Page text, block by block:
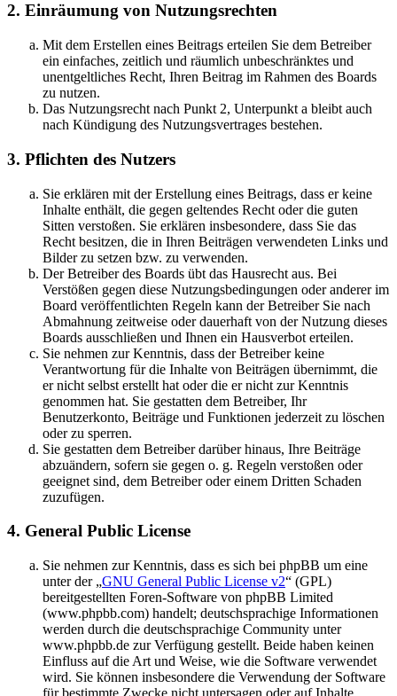
2. Einräumung von Nutzungsrechten
Mit dem Erstellen eines Beitrags erteilen Sie dem Betreiber
ein einfaches, zeitlich und räumlich unbeschränktes und
unentgeltliches Recht, Ihren Beitrag im Rahmen des Boards
zu nutzen.
Das Nutzungsrecht nach Punkt 2, Unterpunkt a bleibt auch
nach Kündigung des Nutzungsvertrages bestehen.
3. Pflichten des Nutzers
Sie erklären mit der Erstellung eines Beitrags, dass er keine
Inhalte enthält, die gegen geltendes Recht oder die guten
Sitten verstoßen. Sie erklären insbesondere, dass Sie das
Recht besitzen, die in Ihren Beiträgen verwendeten Links und
Bilder zu setzen bzw. zu verwenden.
Der Betreiber des Boards übt das Hausrecht aus. Bei
Verstößen gegen diese Nutzungsbedingungen oder anderer im
Board veröffentlichten Regeln kann der Betreiber Sie nach
Abmahnung zeitweise oder dauerhaft von der Nutzung dieses
Boards ausschließen und Ihnen ein Hausverbot erteilen.
Sie nehmen zur Kenntnis, dass der Betreiber keine
Verantwortung für die Inhalte von Beiträgen übernimmt, die
er nicht selbst erstellt hat oder die er nicht zur Kenntnis
genommen hat. Sie gestatten dem Betreiber, Ihr
Benutzerkonto, Beiträge und Funktionen jederzeit zu löschen
oder zu sperren.
Sie gestatten dem Betreiber darüber hinaus, Ihre Beiträge
abzuändern, sofern sie gegen o. g. Regeln verstoßen oder
geeignet sind, dem Betreiber oder einem Dritten Schaden
zuzufügen.
4. General Public License
Sie nehmen zur Kenntnis, dass es sich bei phpBB um eine
unter der „GNU General Public License v2“ (GPL)
bereitgestellten Foren-Software von phpBB Limited
(www.phpbb.com) handelt; deutschsprachige Informationen
werden durch die deutschsprachige Community unter
www.phpbb.de zur Verfügung gestellt. Beide haben keinen
Einfluss auf die Art und Weise, wie die Software verwendet
wird. Sie können insbesondere die Verwendung der Software
für bestimmte Zwecke nicht untersagen oder auf Inhalte